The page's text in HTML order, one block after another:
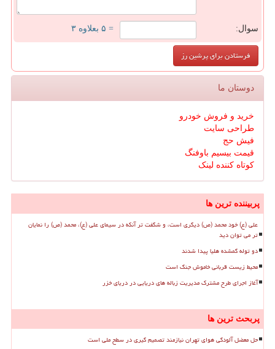
سوال: = ۵ بعلاوه ۳
دوستان ما
خرید و فروش خودرو
طراحی سایت
فیش حج
قیمت بیسیم باوفنگ
کوتاه کننده لینک
پربیننده ترین ها
علی (ع) خود محمد (ص) دیگری است، و شگفت تر آنکه در سیمای علی (ع)، محمد (ص) را نمایان
تر می توان دید
دو توله گمشده هلیا پیدا شدند
محیط زیست قربانی خاموش جنگ است
آغاز اجرای طرح مشترک مدیریت زباله های دریایی در دریای خزر
پربحث ترین ها
حل معضل آلودگی هوای تهران نیازمند تصمیم گیری در سطح ملی است